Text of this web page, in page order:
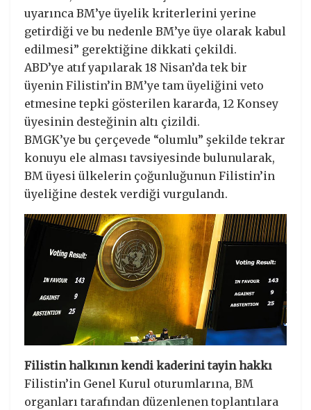
uyarınca BM’ye üyelik kriterlerini yerine
getirdiği ve bu nedenle BM’ye üye olarak kabul
edilmesi” gerektiğine dikkati çekildi.
ABD’ye atıf yapılarak 18 Nisan’da tek bir
üyenin Filistin’in BM’ye tam üyeliğini veto
etmesine tepki gösterilen kararda, 12 Konsey
üyesinin desteğinin altı çizildi.
BMGK’ye bu çerçevede “olumlu” şekilde tekrar
konuyu ele alması tavsiyesinde bulunularak,
BM üyesi ülkelerin çoğunluğunun Filistin’in
üyeliğine destek verdiği vurgulandı.
Filistin halkının kendi kaderini tayin hakkı
Filistin’in Genel Kurul oturumlarına, BM
organları tarafından düzenlenen toplantılara